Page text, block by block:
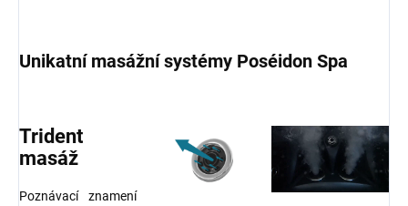
Unikatní masážní systémy Poséidon Spa
Trident
masáž
Poznávací znamení